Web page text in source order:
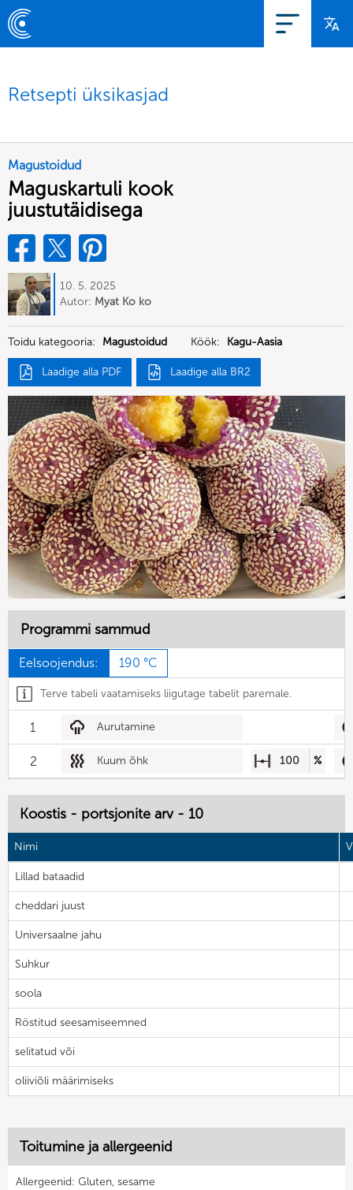
Retsepti üksikasjad
Magustoidud
Maguskartuli kook
juustutäidisega
10. 5. 2025
Autor: Myat Ko ko
Toidu kategooria: Magustoidud Köök: Kagu-Aasia
Laadige alla PDF Laadige alla BR2
Programmi sammud
Eelsoojendus: 190 °C
Terve tabeli vaatamiseks liigutage tabelit paremale.
1 Aurutamine
2 Kuum õhk 100 %
Koostis - portsjonite arv - 10
Nimi
Lillad bataadid
cheddari juust
Universaalne jahu
Suhkur
soola
Röstitud seesamiseemned
selitatud või
oliiviõli määrimiseks
Toitumine ja allergeenid
Allergeenid: Gluten, sesame